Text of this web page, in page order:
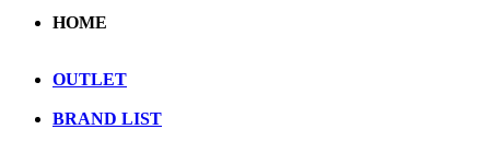
HOME
OUTLET
BRAND LIST